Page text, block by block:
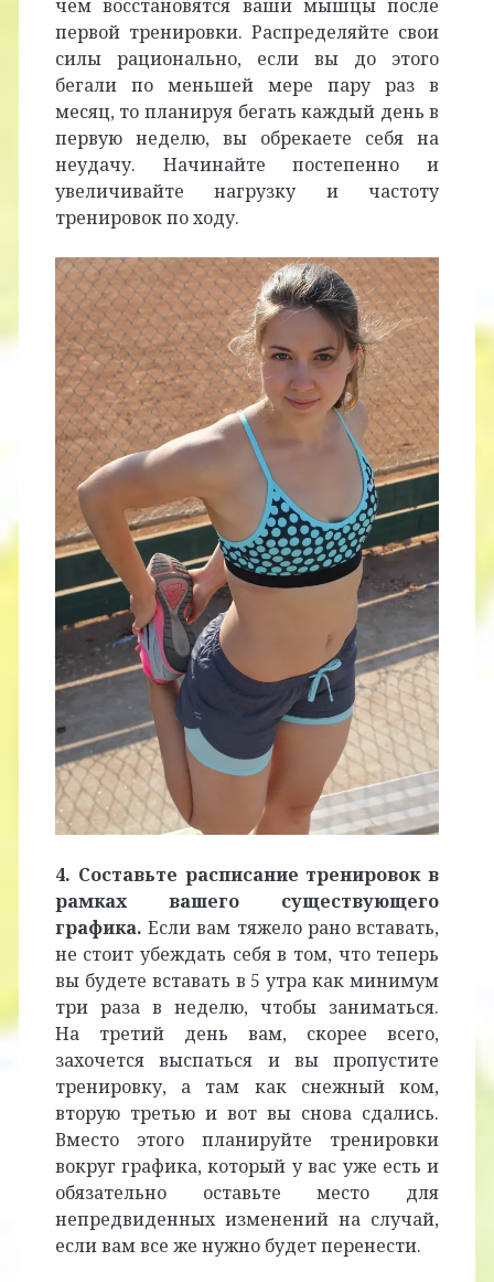
чем восстановятся ваши мышцы после
первой тренировки. Распределяйте свои
силы рационально, если вы до этого
бегали по меньшей мере пару раз в
месяц, то планируя бегать каждый день в
первую неделю, вы обрекаете себя на
неудачу. Начинайте постепенно и
увеличивайте нагрузку и частоту
тренировок по ходу.
4. Составьте расписание тренировок в
рамках вашего существующего
графика. Если вам тяжело рано вставать,
не стоит убеждать себя в том, что теперь
вы будете вставать в 5 утра как минимум
три раза в неделю, чтобы заниматься.
На третий день вам, скорее всего,
захочется выспаться и вы пропустите
тренировку, а там как снежный ком,
вторую третью и вот вы снова сдались.
Вместо этого планируйте тренировки
вокруг графика, который у вас уже есть и
обязательно оставьте место для
непредвиденных изменений на случай,
если вам все же нужно будет перенести.